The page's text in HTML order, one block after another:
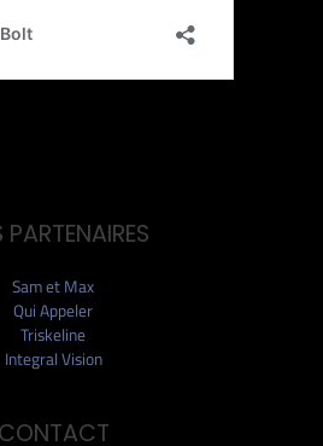
PARTENAIRES
Sam et Max
Qui Appeler
Triskeline
Integral Vision
CONTACT